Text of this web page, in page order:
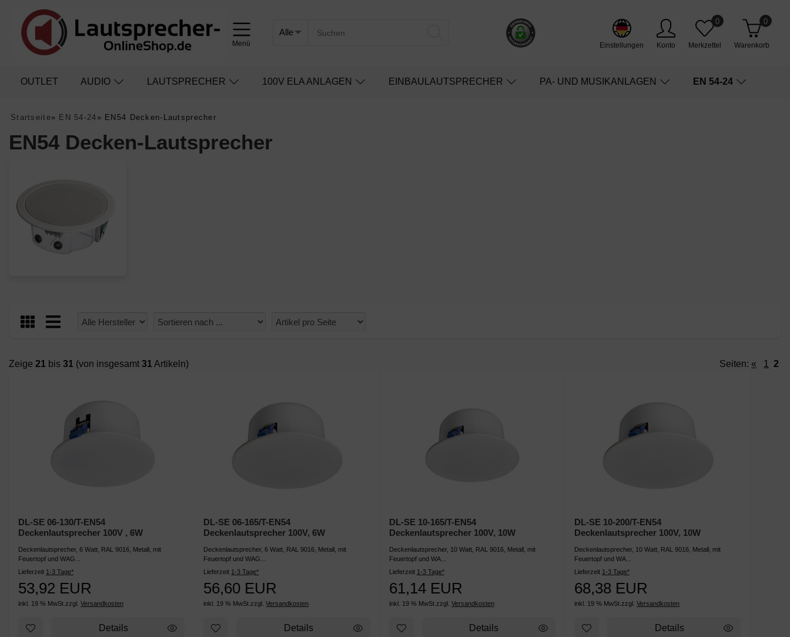
Menü Einstellungen Konto Merkzettel
0
Warenkorb
0
OUTLET AUDIO LAUTSPRECHER 100V ELA ANLAGEN EINBAULAUTSPRECHER PA- UND MUSIKANLAGEN EN 54-24
Startseite» EN 54-24 » EN54 Decken-Lautsprecher
EN54 Decken-Lautsprecher
Zeige 21 bis 31 (von insgesamt 31 Artikeln) Seiten: « 1 2
DL-SE 06-130/T-EN54
Deckenlautsprecher 100V , 6W
Deckenlautsprecher, 6 Watt, RAL 9016, Metall, mit
Feuertopf und WAG...
Lieferzeit 1-3 Tage*
53,92 EUR
inkl. 19 % MwSt. zzgl. Versandkosten
Details
DL-SE 06-165/T-EN54
Deckenlautsprecher 100V, 6W
Deckenlautsprecher, 6 Watt, RAL 9016, Metall, mit
Feuertopf und WAG...
Lieferzeit 1-3 Tage*
56,60 EUR
inkl. 19 % MwSt. zzgl.Versandkosten
Details
DL-SE 10-165/T-EN54
Deckenlautsprecher 100V, 10W
Deckenlautsprecher, 10 Watt, RAL 9016, Metall, mit
Feuertopf und WA...
Lieferzeit 1-3 Tage*
61,14 EUR
inkl. 19 % MwSt. zzgl. Versandkosten
Details
DL-SE 10-200/T-EN54
Deckenlautsprecher 100V, 10W
Deckenlautsprecher, 10 Watt, RAL 9016, Metall, mit
Feuertopf und WA...
Lieferzeit 1-3 Tage*
68,38 EUR
inkl. 19 % MwSt. zzgl.Versandkosten
Details